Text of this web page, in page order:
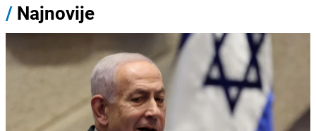
/ Najnovije